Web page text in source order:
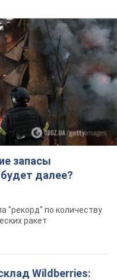
запасы
далее?
"рекорд" по количеству
ракет
Wildberries: